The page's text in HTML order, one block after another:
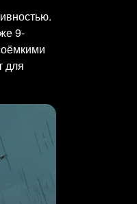
9-
для